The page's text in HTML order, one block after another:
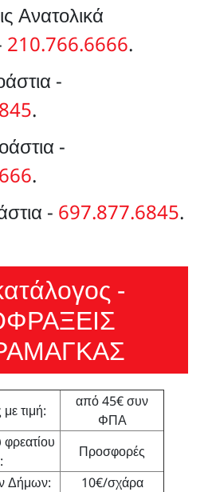
Ανατολικά
210.766.6666.
-
.
-
.
- 697.877.6845.
-
τιμή:
από 45€ συν
ΦΠΑ
Προσφορές
Δήμων:
10€/σχάρα